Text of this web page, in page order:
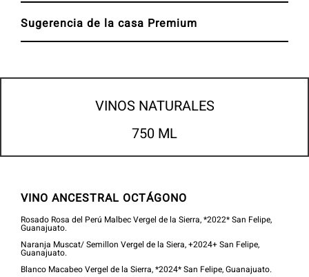
Sugerencia de la casa Premium
VINOS NATURALES
750 ML
VINO ANCESTRAL OCTÁGONO
Rosado Rosa del Perú Malbec Vergel de la Sierra, *2022* San Felipe,
Guanajuato.
Naranja Muscat/ Semillon Vergel de la Siera, +2024+ San Felipe,
Guanajuato.
Blanco Macabeo Vergel de la Sierra, *2024* San Felipe, Guanajuato.